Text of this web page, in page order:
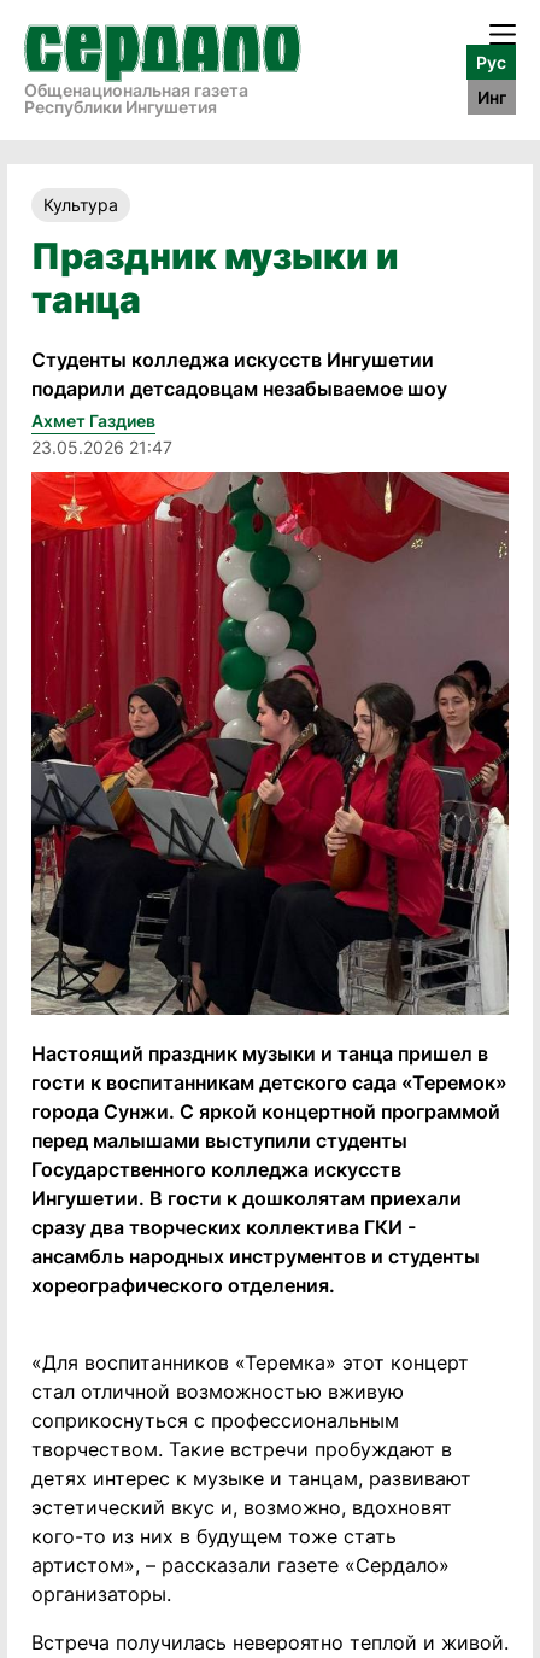
Общенациональная газета
Республики Ингушетия
Рус
Инг
Культура
Праздник музыки и
танца
Студенты колледжа искусств Ингушетии
подарили детсадовцам незабываемое шоу
Ахмет Газдиев
23.05.2026 21:47
Настоящий праздник музыки и танца пришел в
гости к воспитанникам детского сада «Теремок»
города Сунжи. С яркой концертной программой
перед малышами выступили студенты
Государственного колледжа искусств
Ингушетии. В гости к дошколятам приехали
сразу два творческих коллектива ГКИ -
ансамбль народных инструментов и студенты
хореографического отделения.
«Для воспитанников «Теремка» этот концерт
стал отличной возможностью вживую
соприкоснуться с профессиональным
творчеством. Такие встречи пробуждают в
детях интерес к музыке и танцам, развивают
эстетический вкус и, возможно, вдохновят
кого-то из них в будущем тоже стать
артистом», – рассказали газете «Сердало»
организаторы.
Встреча получилась невероятно теплой и живой.